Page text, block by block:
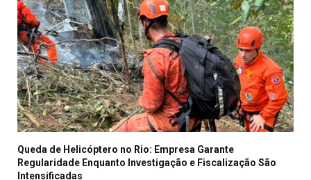
Queda de Helicóptero no Rio: Empresa Garante
Regularidade Enquanto Investigação e Fiscalização São
Intensificadas